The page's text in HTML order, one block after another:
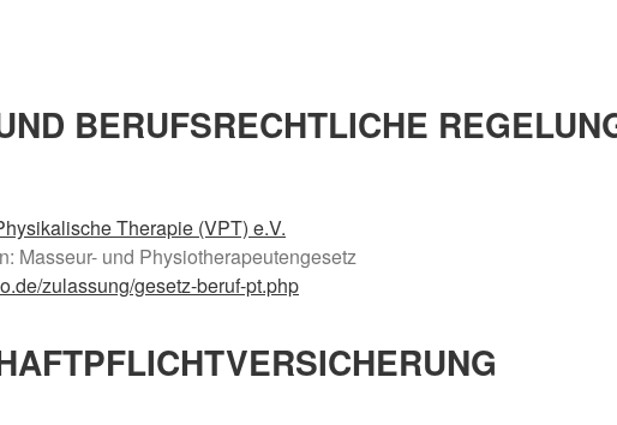
BERUFSRECHTLICHE
Therapie (VPT) e.V.
Masseur- und Physiotherapeutengesetz
zulassung/gesetz-beruf-pt.php